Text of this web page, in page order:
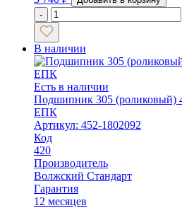
-
В наличии
Есть в наличии
Подшипник 305 (роликовый)
ЕПК
Артикул: 452-1802092
Код
420
Производитель
Волжский Стандарт
Гарантия
12 месяцев